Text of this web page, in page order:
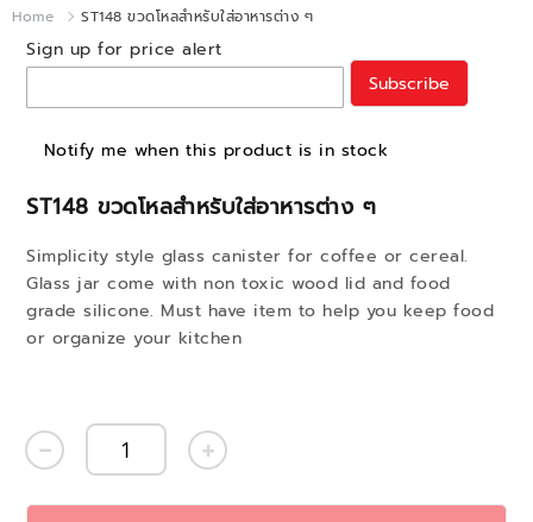
Home ST148 ขวดโหลสำหรับใส่อาหารต่าง ๆ
ST148 ขวดโหลสำหรับใส่อาหารต่าง ๆ
Simplicity style glass canister for coffee or cereal.
Glass jar come with non toxic wood lid and food
grade silicone. Must have item to help you keep food
or organize your kitchen
Sign up for price alert
Subscribe
Notify me when this product is in stock